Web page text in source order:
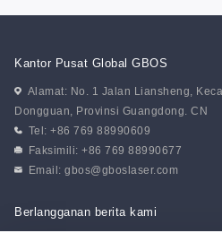
Kantor Pusat Global GBOS
Alamat: No. 1 Jalan Liansheng,
Dongguan, Provinsi Guangdong. CN
Tel: +86 769 88990609
Faksimili: +86 769 88990677
Email:gbos@gboslaser.com
Berlangganan berita kami